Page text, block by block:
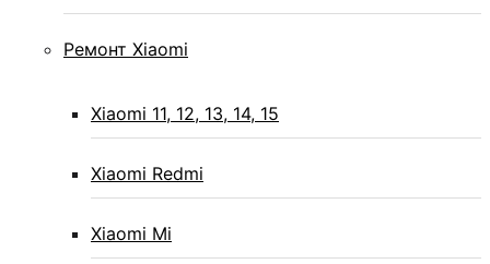
Ремонт Xiaomi
Xiaomi 11, 12, 13, 14, 15
Xiaomi Redmi
Xiaomi Mi